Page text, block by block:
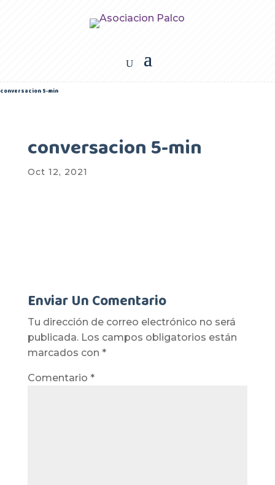
conversacion 5-min
conversacion 5-min
Oct 12, 2021
Enviar Un Comentario
Tu dirección de correo electrónico no será
publicada. Los campos obligatorios están
marcados con *
Comentario *